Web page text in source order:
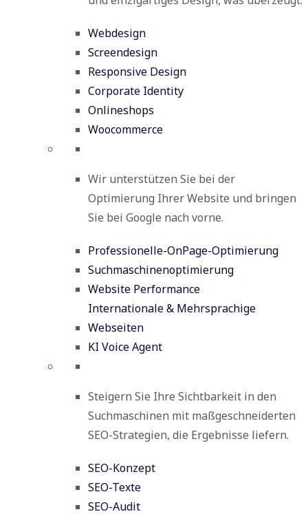
Webdesign
Screendesign
Responsive Design
Corporate Identity
Onlineshops
Woocommerce
Wir unterstützen Sie bei der
Optimierung Ihrer Website und bringen
Sie bei Google nach vorne.
Professionelle-OnPage-Optimierung
Suchmaschinenoptimierung
Website Performance
Internationale & Mehrsprachige
Webseiten
KI Voice Agent
Steigern Sie Ihre Sichtbarkeit in den
Suchmaschinen mit maßgeschneiderten
SEO-Strategien, die Ergebnisse liefern.
SEO-Konzept
SEO-Texte
SEO-Audit